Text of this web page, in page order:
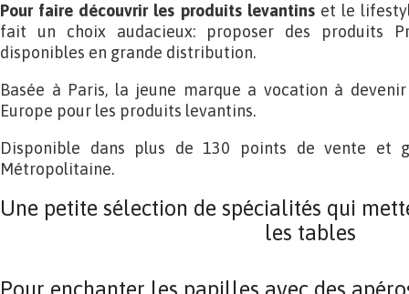
Pour faire découvrir les produits levantinset le
fait un choix audacieux: proposer des produits
disponibles en grande distribution.
Basée à Paris, la jeune marque a vocation à
Europe pour les produits levantins.
Disponible dans plus de 130 points de vente et
Métropolitaine.
Une petite sélection de spécialités qui
les tables
Pour enchanter les papilles avec des